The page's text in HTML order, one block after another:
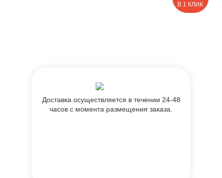
В 1 КЛИК
Доставка осуществляется в течении 24-48
часов с момента размещения заказа.